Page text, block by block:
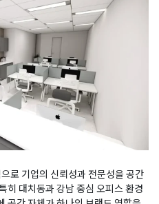
로 기업의 신뢰성과 전문성을 공간
히 대치동과 강남 중심 오피스 환경